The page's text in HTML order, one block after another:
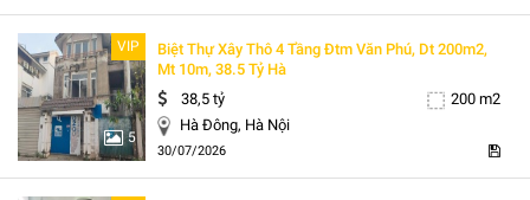
5
VIP
Biệt Thự Xây Thô 4 Tầng Đtm Văn Phú, Dt 200m2,
Mt 10m, 38.5 Tỷ Hà
38,5 tỷ
200 m2
Hà Đông, Hà Nội
30/07/2026